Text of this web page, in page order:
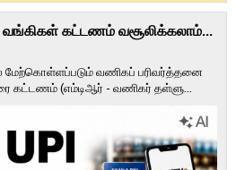
கட்டணம் வசூலிக்கலாம்...
மேற்​கொள்​ளப்​படும் வணி​கப் பரிவர்த்​தனை​
கட்​ட​ணம் (எம்​டிஆர் - வணி​கர் தள்​ளு...